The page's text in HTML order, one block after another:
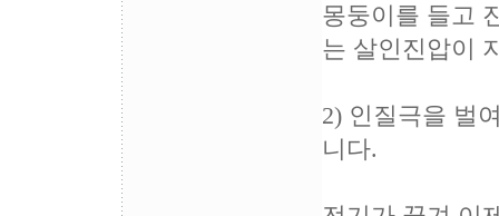
몽둥이를 들고
는 살인진압이
2) 인질극을 벌
니다.